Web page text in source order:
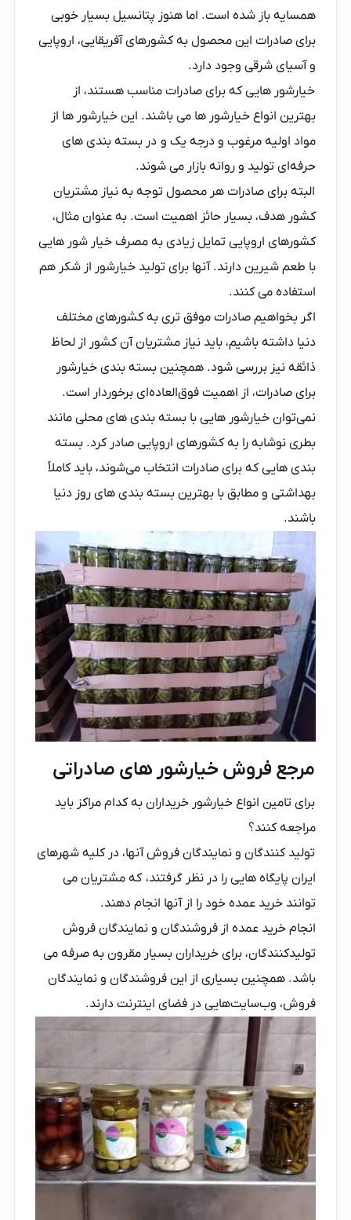
همسایه باز شده است. اما هنوز پتانسیل بسیار خوبی
برای صادرات این محصول به کشورهای آفریقایی، اروپایی
و آسیای شرقی وجود دارد.
خیارشور هایی که برای صادرات مناسب هستند، از
بهترین انواع خیارشور ها می باشند. این خیارشور ها از
مواد اولیه مرغوب و درجه یک و در بسته بندی های
حرفه‌ای تولید و روانه بازار می شوند.
البته برای صادرات هر محصول توجه به نیاز مشتریان
کشور هدف، بسیار حائز اهمیت است. به عنوان مثال،
کشورهای اروپایی تمایل زیادی به مصرف خیار شور هایی
با طعم شیرین دارند. آنها برای تولید خیارشور از شکر هم
استفاده می کنند.
اگر بخواهیم صادرات موفق تری به کشورهای مختلف
دنیا داشته باشیم، باید نیاز مشتریان آن کشور از لحاظ
ذائقه نیز بررسی شود. همچنین بسته بندی خیارشور
برای صادرات، از اهمیت فوق‌العاده‌ای برخوردار است.
نمی‌توان خیارشور هایی با بسته بندی های محلی مانند
بطری نوشابه را به کشورهای اروپایی صادر کرد. بسته
بندی هایی که برای صادرات انتخاب می‌شوند، باید کاملاً
بهداشتی و مطابق با بهترین بسته بندی های روز دنیا
باشند.
مرجع فروش خیارشور های صادراتی
برای تامین انواع خیارشور خریداران به کدام مراکز باید
مراجعه کنند؟
تولید کنندگان و نمایندگان فروش آنها، در کلیه شهرهای
ایران پایگاه هایی را در نظر گرفتند، که مشتریان می
توانند خرید عمده خود را از آنها انجام دهند.
انجام خرید عمده از فروشندگان و نمایندگان فروش
تولیدکنندگان، برای خریداران بسیار مقرون به صرفه می
باشد. همچنین بسیاری از این فروشندگان و نمایندگان
فروش، وب‌سایت‌هایی در فضای اینترنت دارند.